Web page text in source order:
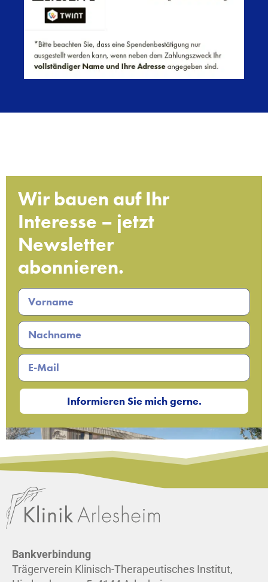
Wir bauen auf Ihr
Interesse – jetzt
Newsletter
abonnieren.
Informieren Sie mich gerne.
Bankverbindung
Trägerverein Klinisch-Therapeutisches Institut,